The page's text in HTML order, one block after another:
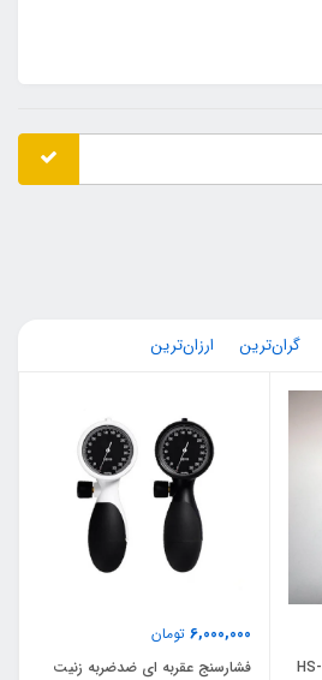
گران‌ترین ارزان‌ترین
گوشی پزشکی ایزی لایف مدل HS-
6,000,000 تومان
فشارسنج عقربه ای ضدضربه زنیت